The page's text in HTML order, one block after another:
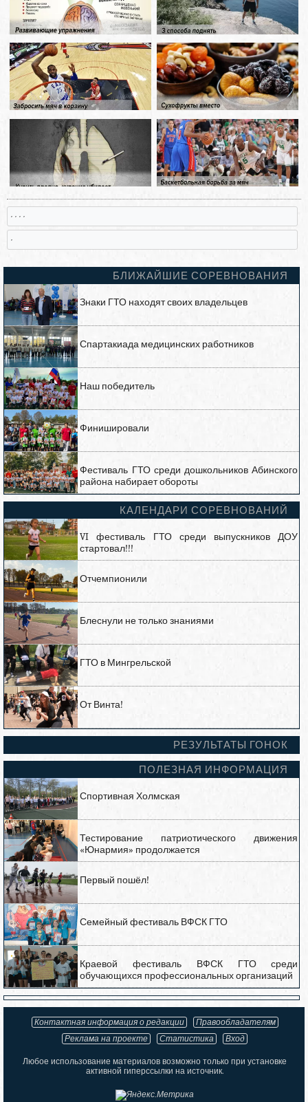
БЛИЖАЙШИЕ СОРЕВНОВАНИЯ
Знаки ГТО находят своих владельцев
Спартакиада медицинских работников
Наш победитель
Финишировали
Фестиваль ГТО среди дошкольников Абинского
района набирает обороты
КАЛЕНДАРИ СОРЕВНОВАНИЙ
VI фестиваль ГТО среди выпускников ДОУ
стартовал!!!
Отчемпионили
Блеснули не только знаниями
ГТО в Мингрельской
От Винта!
РЕЗУЛЬТАТЫ ГОНОК
ПОЛЕЗНАЯ ИНФОРМАЦИЯ
Спортивная Холмская
Тестирование патриотического движения
«Юнармия» продолжается
Первый пошёл!
Семейный фестиваль ВФСК ГТО
Краевой фестиваль ВФСК ГТО среди
обучающихся профессиональных организаций
Контактная информация о редакции
Правообладателям
Реклама на проекте
Статистика Вход
Любое использование материалов возможно только при установке
активной гиперссылки на источник.